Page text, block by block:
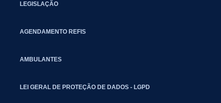
LEGISLAÇÃO
AGENDAMENTO REFIS
AMBULANTES
LEI GERAL DE PROTEÇÃO DE DADOS - LGPD